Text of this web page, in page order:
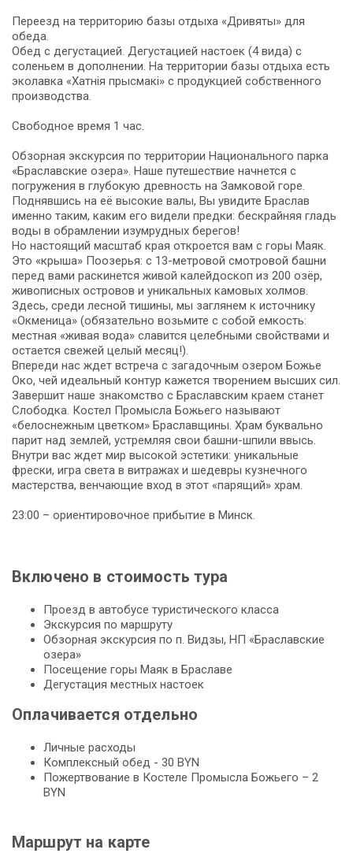
Переезд на территорию базы отдыха «Дривяты» для
обеда.
Обед с дегустацией. Дегустацией настоек (4 вида) с
соленьем в дополнении. На территории базы отдыха есть
эколавка «Хатнія прысмакі» с продукцией собственного
производства.
Свободное время 1 час.
Обзорная экскурсия по территории Национального парка
«Браславские озера». Наше путешествие начнется с
погружения в глубокую древность на Замковой горе.
Поднявшись на её высокие валы, Вы увидите Браслав
именно таким, каким его видели предки: бескрайняя гладь
воды в обрамлении изумрудных берегов!
Но настоящий масштаб края откроется вам с горы Маяк.
Это «крыша» Поозерья: с 13-метровой смотровой башни
перед вами раскинется живой калейдоскоп из 200 озёр,
живописных островов и уникальных камовых холмов.
Здесь, среди лесной тишины, мы заглянем к источнику
«Окменица» (обязательно возьмите с собой емкость:
местная «живая вода» славится целебными свойствами и
остается свежей целый месяц!).
Впереди нас ждет встреча с загадочным озером Божье
Око, чей идеальный контур кажется творением высших сил.
Завершит наше знакомство с Браславским краем станет
Слободка. Костел Промысла Божьего называют
«белоснежным цветком» Браславщины. Храм буквально
парит над землей, устремляя свои башни-шпили ввысь.
Внутри вас ждет мир высокой эстетики: уникальные
фрески, игра света в витражах и шедевры кузнечного
мастерства, венчающие вход в этот «парящий» храм.
23:00 – ориентировочное прибытие в Минск.
Включено в стоимость тура
Проезд в автобусе туристического класса
Экскурсия по маршруту
Обзорная экскурсия по п. Видзы, НП «Браславские
озера»
Посещение горы Маяк в Браславе
Дегустация местных настоек
Оплачивается отдельно
Личные расходы
Комплексный обед - 30 BYN
Пожертвование в Костеле Промысла Божьего – 2
BYN
Маршрут на карте